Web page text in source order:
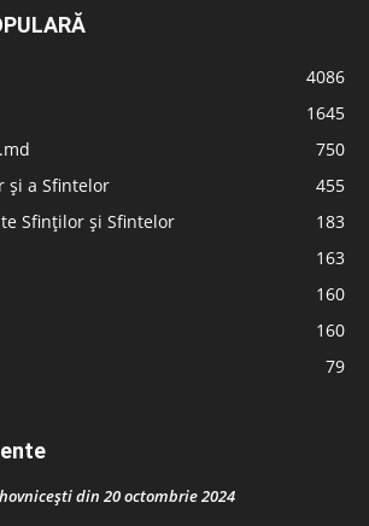
4086
1645
750
și a Sfintelor
455
Sfinților și Sfintelor
183
163
160
160
79
din 20 octombrie 2024